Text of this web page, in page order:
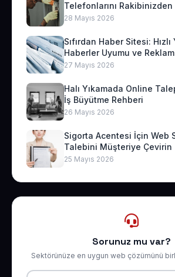
Telefonlarını Rakibinizden
28 Mayıs 2026
Sıfırdan Haber Sitesi:
Haberler Uyumu ve
27 Mayıs 2026
Halı Yıkamada Online
İş Büyütme Rehberi
26 Mayıs 2026
Sigorta Acentesi İçin Web
Talebini Müşteriye Çevirin
25 Mayıs 2026
Sorunuz mu var?
Sektörünüze en uygun web çözümünü